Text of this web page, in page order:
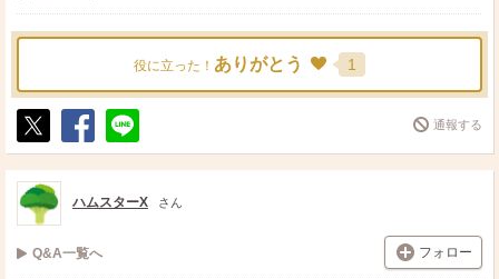
役に立った！ ありがとう 1
ポ
ス
ト
シ
ェ
送
る
通報する
ハムスターX さん
Q&A一覧へ フォロー